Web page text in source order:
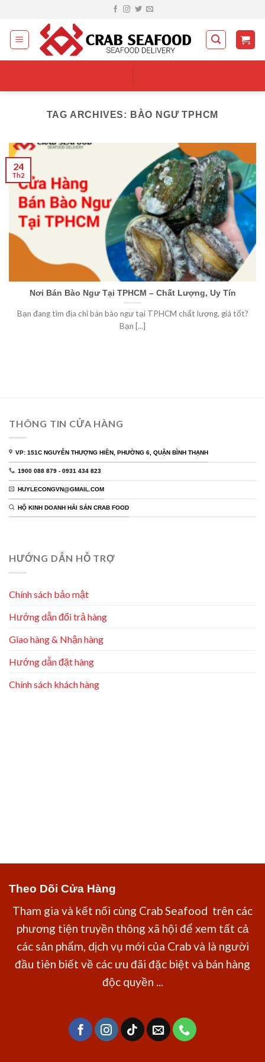
content
TAG ARCHIVES: BÀO NGƯ TPHCM
Nơi Bán Bào Ngư Tại TPHCM – Chất Lượng, Uy Tín
Bạn đang tìm địa chỉ bán bào ngư tại TPHCM chất lượng, giá tốt?
Bạn [...]
24
Th2
THÔNG TIN CỬA HÀNG
VP: 151C NGUYỄN THƯỢNG HIỀN, PHƯỜNG 6, QUẬN BÌNH THẠNH
1900 088 879 - 0931 434 823
HUYLECONGVN@GMAIL.COM
HỘ KINH DOANH HẢI SẢN CRAB FOOD
HƯỚNG DẪN HỖ TRỢ
Chính sách bảo mật
Hướng dẫn đổi trả hàng
Giao hàng & Nhận hàng
Hướng dẫn đặt hàng
Chính sách khách hàng
Theo Dõi Cửa Hàng
Tham gia và kết nối cùng Crab Seafood trên các
phương tiện truyền thông xã hội để xem tất cả
các sản phẩm, dịch vụ mới của Crab và là người
đầu tiên biết về các ưu đãi đặc biệt và bán hàng
độc quyền ...